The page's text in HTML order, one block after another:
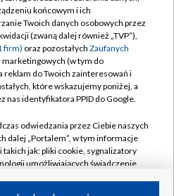
TVP
prywatności
zgody
Pomoc
Kontakt
Kanały
końcowym i ich
Twoich danych osobowych przez
(zwaną dalej również „TVP”),
firm) oraz pozostałych Zaufanych
marketingowych (w tym do
reklam do Twoich zainteresowań i
które wskazujemy poniżej, a
nas identyfikatora PPID do Google.
odwiedzania przez Ciebie naszych
dalej „Portalem”, w tym informacje
jak: pliki cookie, sygnalizatory
umożliwiających świadczenie